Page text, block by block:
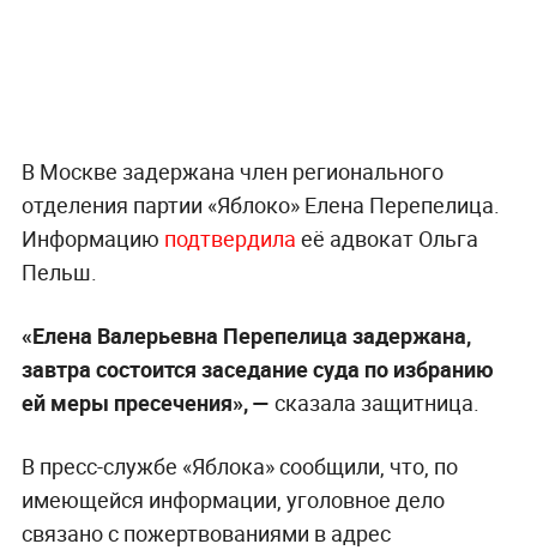
В Москве задержана член регионального
отделения партии «Яблоко» Елена Перепелица.
Информацию подтвердила её адвокат Ольга
Пельш.
«Елена Валерьевна Перепелица задержана,
завтра состоится заседание суда по избранию
ей меры пресечения», — сказала защитница.
В пресс-службе «Яблока» сообщили, что, по
имеющейся информации, уголовное дело
связано с пожертвованиями в адрес